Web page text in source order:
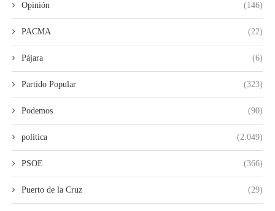
Opinión (146)
PACMA (22)
Pájara (6)
Partido Popular (323)
Podemos (90)
política (2.049)
PSOE (366)
Puerto de la Cruz (29)